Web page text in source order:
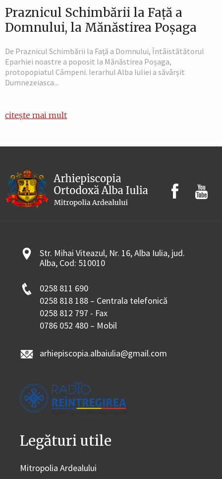
Praznicul Schimbării la Față a
Domnului, la Mănăstirea Poșaga
De Praznicul Schimbării la Față a Domnului, Întâistătătorul
Eparhiei noastre a poposit la Mănăstirea Poșaga,
protopopiatul Câmpeni. Ierarhul Alba Iuliei a săvârșit
Dumnezeiasca...
citește mai mult
Str. Mihai Viteazul, Nr. 16, Alba Iulia, jud.
Alba, Cod: 510010
0258 811 690
0258 818 188 – Centrala telefonică
0258 812 797 - Fax
0786 052 480 – Mobil
arhiepiscopia.albaiulia@gmail.com
Legături utile
Mitropolia Ardealului